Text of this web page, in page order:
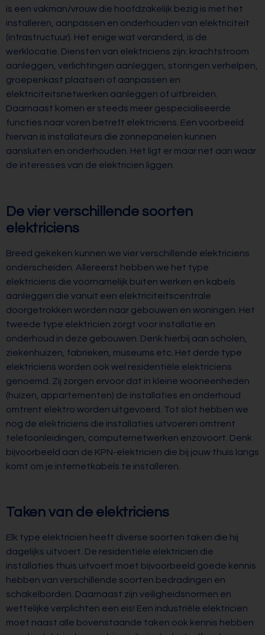
is een vakman/vrouw die hoofdzakelijk bezig is met het
installeren, aanpassen en onderhouden van elektriciteit
(infrastructuur). Het enige wat veranderd, is de
werklocatie. Diensten van elektriciens zijn: krachtstroom
aanleggen, verlichtingen aanleggen, storingen verhelpen,
groepenkast plaatsen of aanpassen en
elektriciteitsnetwerken aanleggen of uitbreiden.
Daarnaast komen er steeds meer gespecialiseerde
functies naar voren betreft elektriciens. Een voorbeeld
hiervan is installateurs die zonnepanelen kunnen
aansluiten en onderhouden. Het ligt er maar net aan waar
de interesses van de elektricien liggen.
De vier verschillende soorten
elektriciens
Breed gekeken kunnen we vier verschillende elektriciens
onderscheiden. Allereerst hebben we het type
elektriciens die voornamelijk buiten werken en kabels
aanleggen die vanuit een elektriciteitscentrale
doorgetrokken worden naar gebouwen en woningen. Het
tweede type elektricien zorgt voor installatie en
onderhoud in deze gebouwen. Denk hierbij aan scholen,
ziekenhuizen, fabrieken, museums etc. Het derde type
elektriciens worden ook wel residentiële elektriciens
genoemd. Zij zorgen ervoor dat in kleine wooneenheden
(huizen, appartementen) de installaties en onderhoud
omtrent elektro worden uitgevoerd. Tot slot hebben we
nog de elektriciens die installaties uitvoeren omtrent
telefoonleidingen, computernetwerken enzovoort. Denk
bijvoorbeeld aan de KPN-elektricien die bij jouw thuis langs
komt om je internetkabels te installeren.
Taken van de elektriciens
Elk type elektricien heeft diverse soorten taken die hij
dagelijks uitvoert. De residentiële elektricien die
installaties thuis uitvoert moet bijvoorbeeld goede kennis
hebben van verschillende soorten bedradingen en
schakelborden. Daarnaast zijn veiligheidsnormen en
wettelijke verplichten een eis! Een industriële elektricien
moet naast alle bovenstaande taken ook kennis hebben